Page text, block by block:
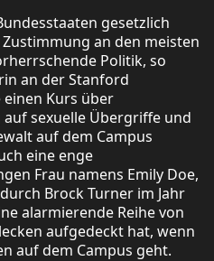
gesetzlich
an den meisten
Politik, so
an der Stanford
einen Kurs über
sexuelle Übergriffe und
auf dem Campus
eine enge
Frau namens Emily Doe,
Brock Turner im Jahr
alarmierende Reihe von
aufgedeckt hat, wenn
auf dem Campus geht.